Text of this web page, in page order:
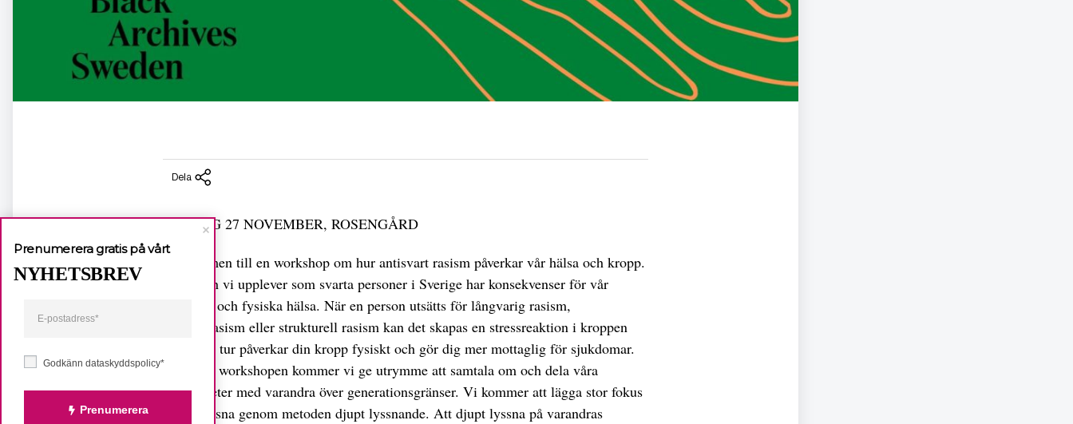
Dela
LÖRDAG 27 NOVEMBER, ROSENGÅRD
Välkommen till en workshop om hur antisvart rasism påverkar vår hälsa och kropp.
Rasismen vi upplever som svarta personer i Sverige har konsekvenser för vår
psykiska och fysiska hälsa. När en person utsätts för långvarig rasism,
vardagsrasism eller strukturell rasism kan det skapas en stressreaktion i kroppen
som i sin tur påverkar din kropp fysiskt och gör dig mer mottaglig för sjukdomar.
I den här workshopen kommer vi ge utrymme att samtala om och dela våra
erfarenheter med varandra över generationsgränser. Vi kommer att lägga stor fokus
på att lyssna genom metoden djupt lyssnande. Att djupt lyssna på varandras
Godkänn dataskyddspolicy*
Prenumerera
Prenumerera gratis på vårt
NYHETSBREV